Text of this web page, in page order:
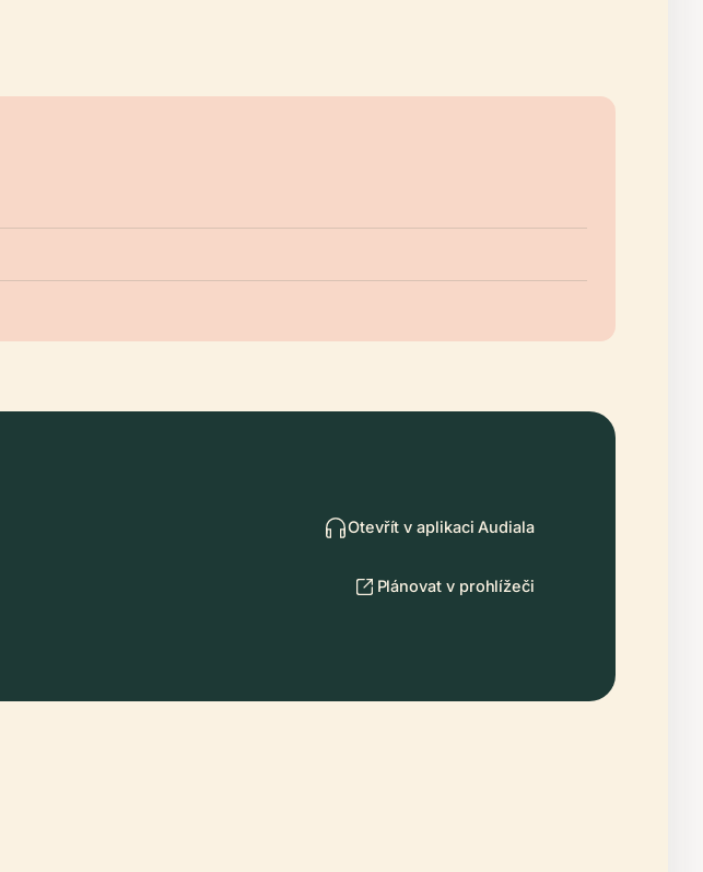
Otevřít v aplikaci Audiala
Plánovat v prohlížeči